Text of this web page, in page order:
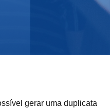
gerar uma duplicata